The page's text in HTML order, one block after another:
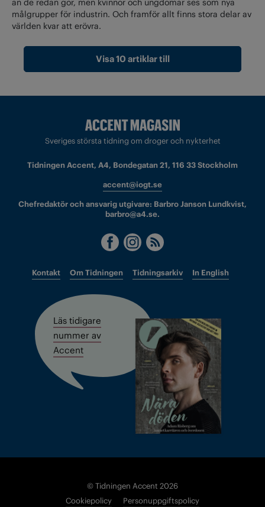
än de redan gör, men kvinnor och ungdomar ses som nya
målgrupper för industrin. Och framför allt finns stora delar av
världen kvar att erövra.
Visa 10 artiklar till
Sveriges största tidning om droger och nykterhet
Tidningen Accent, A4, Bondegatan 21, 116 33 Stockholm
accent@iogt.se
Chefredaktör och ansvarig utgivare: Barbro Janson Lundkvist,
barbro@a4.se.
Kontakt Om Tidningen Tidningsarkiv In English
Läs tidigare
nummer av
Accent
© Tidningen Accent 2026
Cookiepolicy
Personuppgiftspolicy